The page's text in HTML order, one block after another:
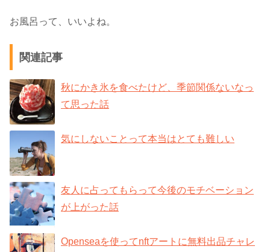
お風呂って、いいよね。
関連記事
秋にかき氷を食べたけど、季節関係ないなっ
て思った話
気にしないことって本当はとても難しい
友人に占ってもらって今後のモチベーション
が上がった話
Openseaを使ってnftアートに無料出品チャレ